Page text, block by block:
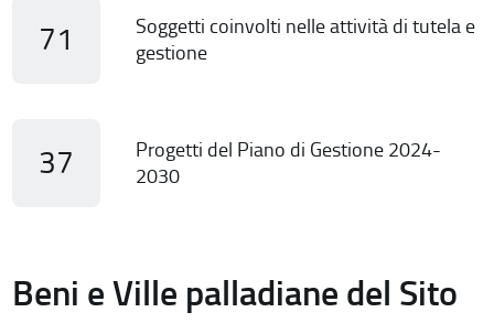
71
Soggetti coinvolti nelle attività di tutela e
gestione
37
Progetti del Piano di Gestione 2024-
2030
Beni e Ville palladiane del Sito